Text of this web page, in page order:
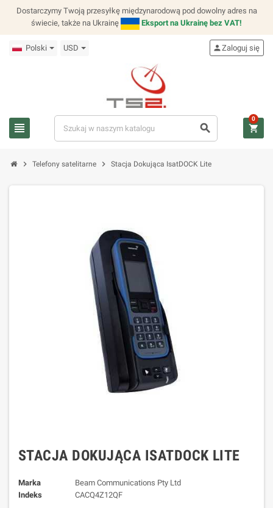
Dostarczymy Twoją przesyłkę międzynarodową pod dowolny adres na
świecie, także na Ukrainę
Eksport na Ukrainę bez VAT!
Polski USD
view_headline search
personZaloguj się
shopping_cart
0
chevron_right Telefony satelitarne chevron_right Stacja Dokująca IsatDOCK Lite
STACJA DOKUJĄCA ISATDOCK LITE
Marka
Beam Communications Pty Ltd
Indeks
CACQ4Z12QF